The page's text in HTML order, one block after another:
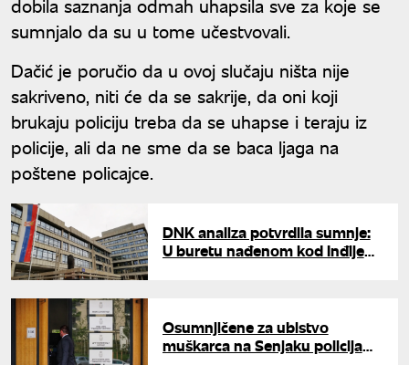
dobila saznanja odmah uhapsila sve za koje se
sumnjalo da su u tome učestvovali.
Dačić je poručio da u ovoj slučaju ništa nije
sakriveno, niti će da se sakrije, da oni koji
brukaju policiju treba da se uhapse i teraju iz
policije, ali da ne sme da se baca ljaga na
poštene policajce.
DNK analiza potvrdila sumnje:
U buretu nađenom kod Inđije
Osumnjičene za ubistvo
muškarca na Senjaku policija